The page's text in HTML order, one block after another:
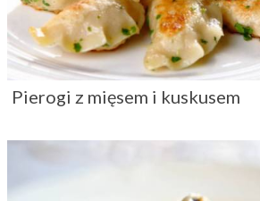
Pierogi z mięsem i kuskusem